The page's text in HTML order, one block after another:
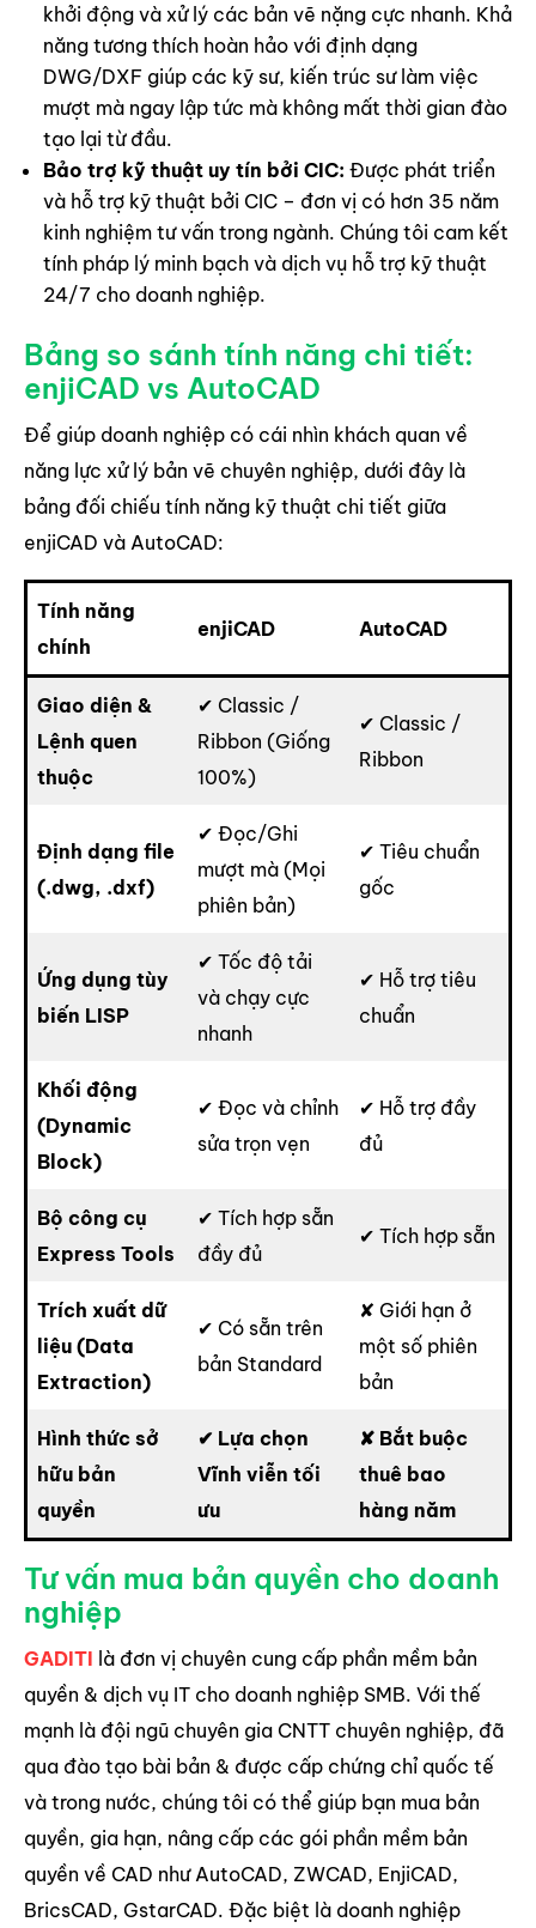
khởi động và xử lý các bản vẽ nặng cực nhanh. Khả
năng tương thích hoàn hảo với định dạng
DWG/DXF giúp các kỹ sư, kiến trúc sư làm việc
mượt mà ngay lập tức mà không mất thời gian đào
tạo lại từ đầu.
Bảo trợ kỹ thuật uy tín bởi CIC: Được phát triển
và hỗ trợ kỹ thuật bởi CIC – đơn vị có hơn 35 năm
kinh nghiệm tư vấn trong ngành. Chúng tôi cam kết
tính pháp lý minh bạch và dịch vụ hỗ trợ kỹ thuật
24/7 cho doanh nghiệp.
Bảng so sánh tính năng chi tiết:
enjiCAD vs AutoCAD
Để giúp doanh nghiệp có cái nhìn khách quan về
năng lực xử lý bản vẽ chuyên nghiệp, dưới đây là
bảng đối chiếu tính năng kỹ thuật chi tiết giữa
enjiCAD và AutoCAD:
Tính năng
chính
enjiCAD AutoCAD
Giao diện &
Lệnh quen
thuộc
✔ Classic /
Ribbon (Giống
100%)
✔ Classic /
Ribbon
Định dạng file
(.dwg, .dxf)
✔ Đọc/Ghi
mượt mà (Mọi
phiên bản)
✔ Tiêu chuẩn
gốc
Ứng dụng tùy
biến LISP
✔ Tốc độ tải
và chạy cực
nhanh
✔ Hỗ trợ tiêu
chuẩn
Khối động
(Dynamic
Block)
✔ Đọc và chỉnh
sửa trọn vẹn
✔ Hỗ trợ đầy
đủ
Bộ công cụ
Express Tools
✔ Tích hợp sẵn
đầy đủ
✔ Tích hợp sẵn
Trích xuất dữ
liệu (Data
Extraction)
✔ Có sẵn trên
bản Standard
✘ Giới hạn ở
một số phiên
bản
Hình thức sở
hữu bản
quyền
✔ Lựa chọn
Vĩnh viễn tối
ưu
✘ Bắt buộc
thuê bao
hàng năm
Tư vấn mua bản quyền cho doanh
nghiệp
GADITI là đơn vị chuyên cung cấp phần mềm bản
quyền & dịch vụ IT cho doanh nghiệp SMB. Với thế
mạnh là đội ngũ chuyên gia CNTT chuyên nghiệp, đã
qua đào tạo bài bản & được cấp chứng chỉ quốc tế
và trong nước, chúng tôi có thể giúp bạn mua bản
quyền, gia hạn, nâng cấp các gói phần mềm bản
quyền về CAD như AutoCAD, ZWCAD, EnjiCAD,
BricsCAD, GstarCAD. Đặc biệt là doanh nghiệp